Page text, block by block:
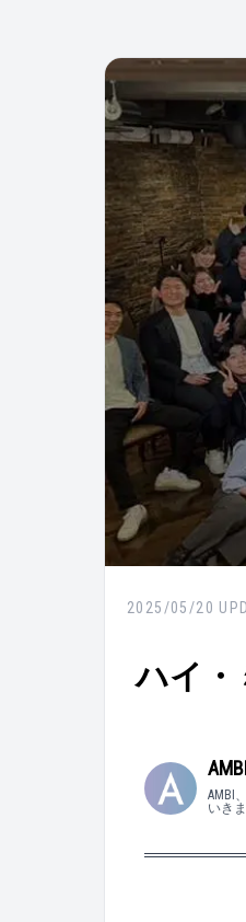
2025/05/20
ハイ・
AMBI
いき